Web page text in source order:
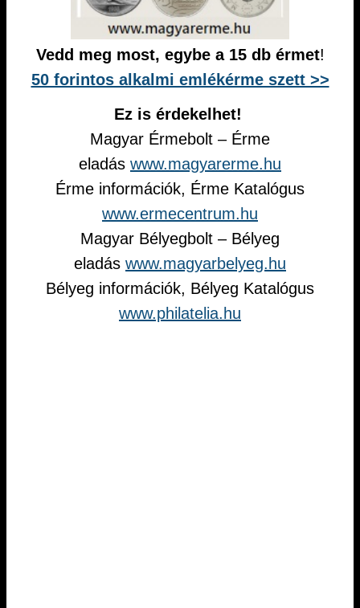
Vedd meg most, egybe a 15 db érmet!
50 forintos alkalmi emlékérme szett >>
Ez is érdekelhet!
Magyar Érmebolt – Érme
eladás www.magyarerme.hu
Érme információk, Érme Katalógus
www.ermecentrum.hu
Magyar Bélyegbolt – Bélyeg
eladás www.magyarbelyeg.hu
Bélyeg információk, Bélyeg Katalógus
www.philatelia.hu